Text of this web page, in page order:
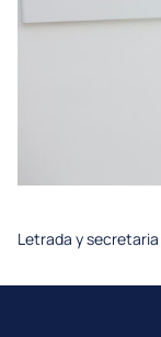
Letrada y